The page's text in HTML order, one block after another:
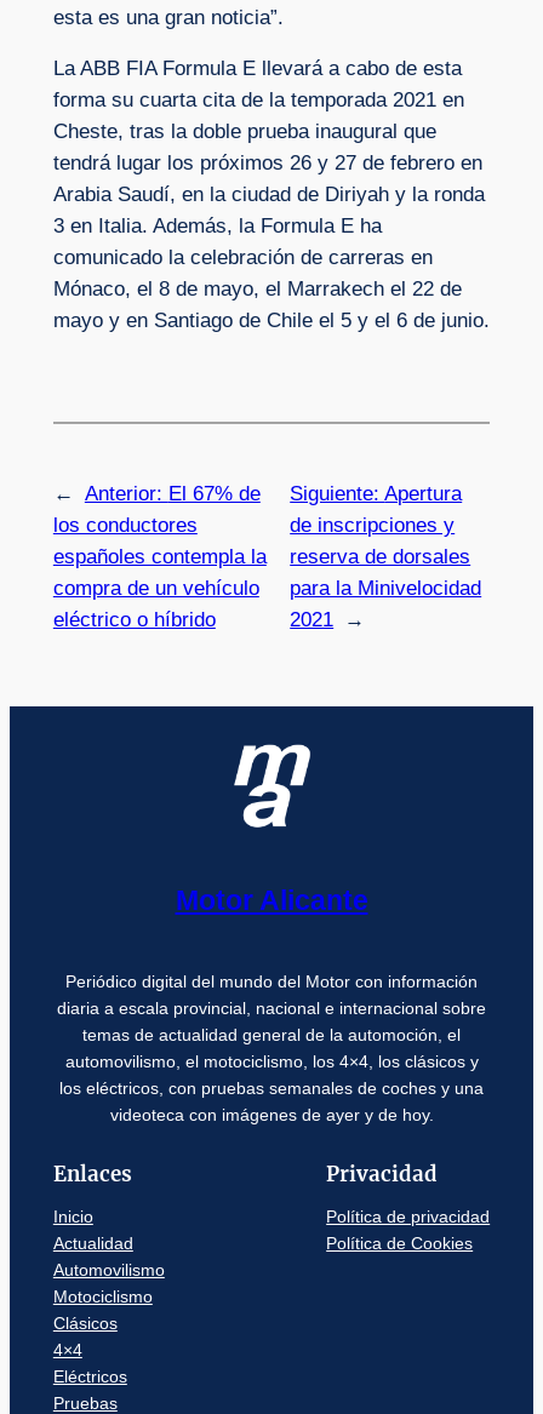
esta es una gran noticia”.
La ABB FIA Formula E llevará a cabo de esta
forma su cuarta cita de la temporada 2021 en
Cheste, tras la doble prueba inaugural que
tendrá lugar los próximos 26 y 27 de febrero en
Arabia Saudí, en la ciudad de Diriyah y la ronda
3 en Italia. Además, la Formula E ha
comunicado la celebración de carreras en
Mónaco, el 8 de mayo, el Marrakech el 22 de
mayo y en Santiago de Chile el 5 y el 6 de junio.
← Anterior: El 67% de
los conductores
españoles contempla la
compra de un vehículo
eléctrico o híbrido
Siguiente:Apertura
de inscripciones y
reserva de dorsales
para la Minivelocidad
2021
→
Motor Alicante
Periódico digital del mundo del Motor con información
diaria a escala provincial, nacional e internacional sobre
temas de actualidad general de la automoción, el
automovilismo, el motociclismo, los 4×4, los clásicos y
los eléctricos, con pruebas semanales de coches y una
videoteca con imágenes de ayer y de hoy.
Enlaces
Inicio
Actualidad
Automovilismo
Motociclismo
Clásicos
4×4
Eléctricos
Pruebas
Privacidad
Política de privacidad
Política de Cookies